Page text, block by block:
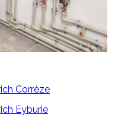
Corrèze
Eyburie